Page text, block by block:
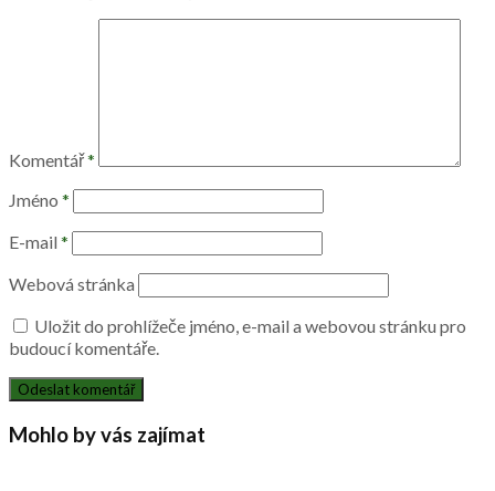
Komentář*
Jméno *
E-mail *
Webová stránka
Uložit do prohlížeče jméno, e-mail a webovou stránku pro
budoucí komentáře.
Mohlo by vás zajímat